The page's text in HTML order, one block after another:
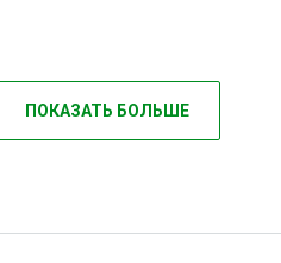
ПОКАЗАТЬ БОЛЬШЕ